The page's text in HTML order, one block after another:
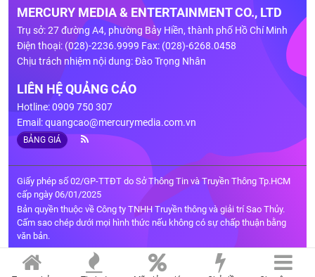
MERCURY MEDIA & ENTERTAINMENT CO., LTD
Trụ sở: 27 đường A4, phường Bảy Hiền, thành phố Hồ Chí Minh
Điện thoại: (028)-2236.9999 Fax: (028)-6268.0458
Chịu trách nhiệm nội dung: Đào Trọng Nhân
LIÊN HỆ QUẢNG CÁO
Hotline: 0909 750 307
Email:quangcao@mercurymedia.com.vn
BẢNG GIÁ
Giấy phép số 02/GP-TTĐT do Sở Thông Tin và Truyền Thông Tp.HCM
cấp ngày 06/01/2025
Bản quyền thuộc về Công ty TNHH Truyền thông và giải trí Sao Thủy.
Cấm sao chép dưới mọi hình thức nếu không có sự chấp thuận bằng
văn bản.